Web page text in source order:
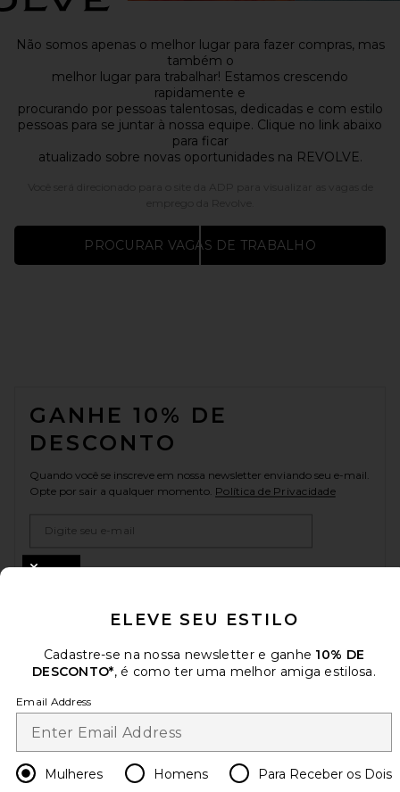
Não somos apenas o melhor lugar para fazer compras, mas
também o
melhor lugar para trabalhar! Estamos crescendo
rapidamente e
procurando por pessoas talentosas, dedicadas e com estilo
pessoas para se juntar à nossa equipe. Clique no link abaixo
para ficar
atualizado sobre novas oportunidades na REVOLVE.
PROCURAR VAGAS DE TRABALHO
GANHE 10% DE
DESCONTO
Quando você se inscreve em nossa newsletter enviando seu e-mail.
Opte por sair a qualquer momento. Política de Privacidade
Sign Up
Change Country Regions
pt USD
AJUDE-NOS A MELHORAR!
Responda uma rápida pesquisa sobre seu acesso.
ELEVE SEU ESTILO
Cadastre-se na nossa newsletter e ganhe 10% DE
DESCONTO*, é como ter uma melhor amiga estilosa.
Email Address
Mulheres Homens Para Receber os Dois